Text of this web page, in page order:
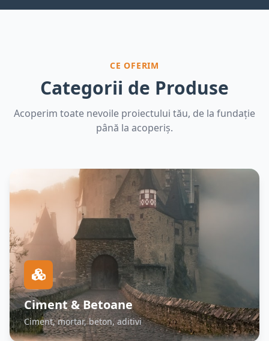
CE OFERIM
Categorii de Produse
Acoperim toate nevoile proiectului tău, de la fundație
până la acoperiș.
Ciment & Betoane
Ciment, mortar, beton, aditivi